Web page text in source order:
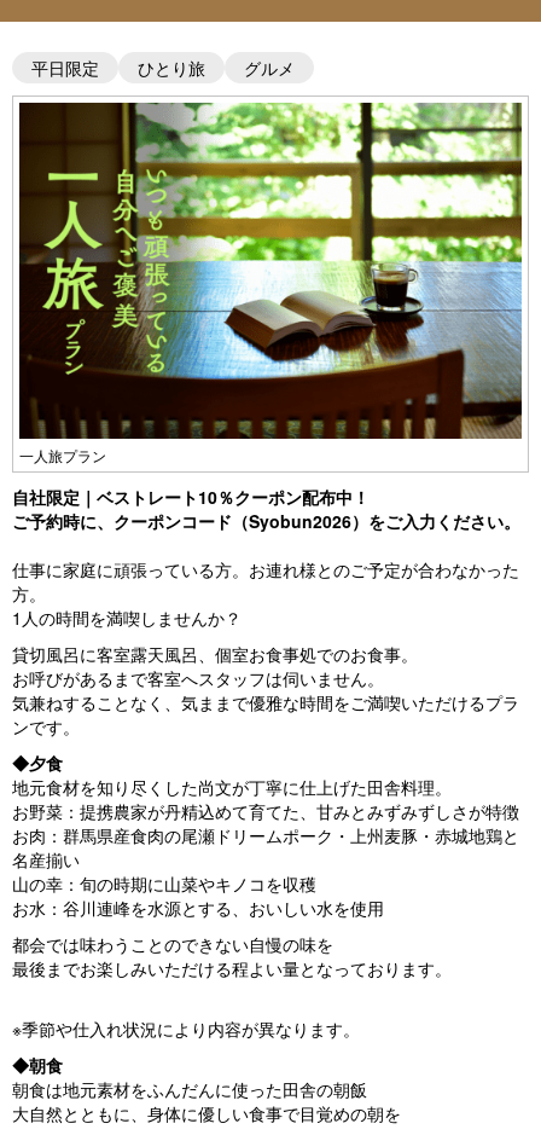
平日限定 ひとり旅 グルメ
一人旅プラン
自社限定｜ベストレート10％クーポン配布中！
ご予約時に、クーポンコード（Syobun2026）をご入力ください。
仕事に家庭に頑張っている方。お連れ様とのご予定が合わなかった
方。
1人の時間を満喫しませんか？
貸切風呂に客室露天風呂、個室お食事処でのお食事。
お呼びがあるまで客室へスタッフは伺いません。
気兼ねすることなく、気ままで優雅な時間をご満喫いただけるプラ
ンです。
◆夕食
地元食材を知り尽くした尚文が丁寧に仕上げた田舎料理。
お野菜：提携農家が丹精込めて育てた、甘みとみずみずしさが特徴
お肉：群馬県産食肉の尾瀬ドリームポーク・上州麦豚・赤城地鶏と
名産揃い
山の幸：旬の時期に山菜やキノコを収穫
お水：谷川連峰を水源とする、おいしい水を使用
都会では味わうことのできない自慢の味を
最後までお楽しみいただける程よい量となっております。
※季節や仕入れ状況により内容が異なります。
◆朝食
朝食は地元素材をふんだんに使った田舎の朝飯
大自然とともに、身体に優しい食事で目覚めの朝を